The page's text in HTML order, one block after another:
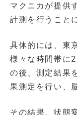
マクニカが提供
計測を行うこと
具体的には、東
様々な時間帯に
の後、測定結果
果測定を行い、
その結果、状態